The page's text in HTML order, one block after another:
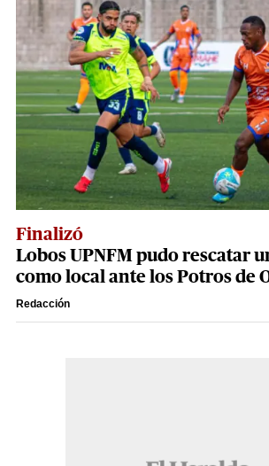
Finalizó
Lobos UPNFM pudo rescatar
como local ante los Potros de
Redacción